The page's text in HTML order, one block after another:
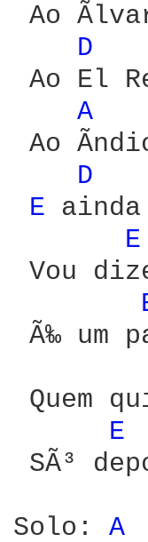
Ao
D
Ao El
A
Ao
D
E ainda
E
Vou
Ã‰ um
Quem
E
SÃ³
Solo: A